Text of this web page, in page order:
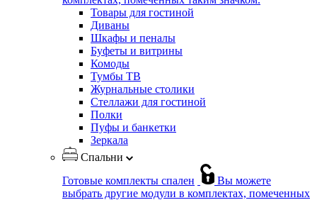
Товары для гостиной
Диваны
Шкафы и пеналы
Буфеты и витрины
Комоды
Тумбы ТВ
Журнальные столики
Стеллажи для гостиной
Полки
Пуфы и банкетки
Зеркала
Спальни
Готовые комплекты спален
Вы можете
выбрать другие модули в комплектах, помеченных